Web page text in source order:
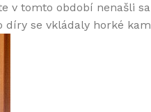
v tomto období nenašli
se vkládaly horké